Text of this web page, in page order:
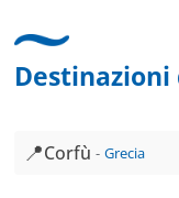
Destinazioni
📍Corfù Grecia